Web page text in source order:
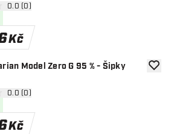
otevřít panel recenzí
0.0 (0)
Kč
Model Zero G 95 % - Šipky
otevřít panel recenzí
0.0 (0)
Kč